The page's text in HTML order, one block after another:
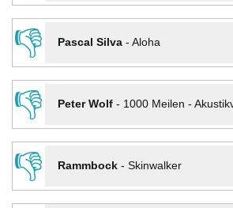
👎
Pascal Silva- Aloha
👎
Peter Wolf- 1000 Meilen -
👎
Rammbock- Skinwalker